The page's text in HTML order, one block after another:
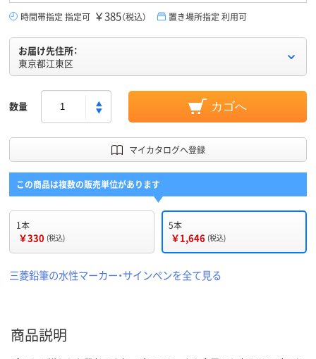
時間帯指定 指定可 ￥385（税込） 置き場所指定 利用可
お届け先住所：
東京都江東区
数量 カゴへ
マイカタログへ登録
この商品は複数の販売単位があります
1本
￥330 (税込)
5本
￥1,646 (税込)
三菱鉛筆の水性マーカー・サインペンを全て見る
商品説明